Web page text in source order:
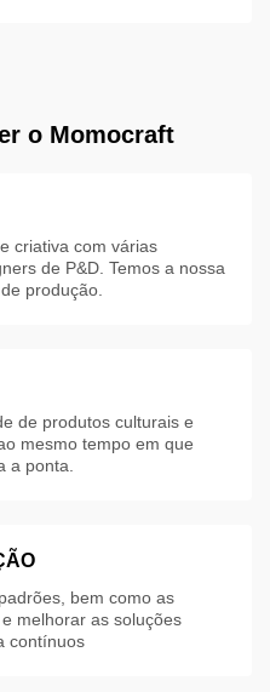
o Momocraft
criativa com várias
de P&D. Temos a nossa
produção.
de produtos culturais e
mesmo tempo em que
a ponta.
bem como as
melhorar as soluções
contínuos